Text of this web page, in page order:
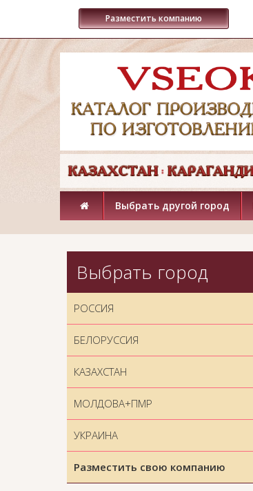
Разместить компанию
Выбрать другой город
Выбрать город
РОССИЯ
БЕЛОРУССИЯ
КАЗАХСТАН
МОЛДОВА+ПМР
УКРАИНА
Разместить свою компанию